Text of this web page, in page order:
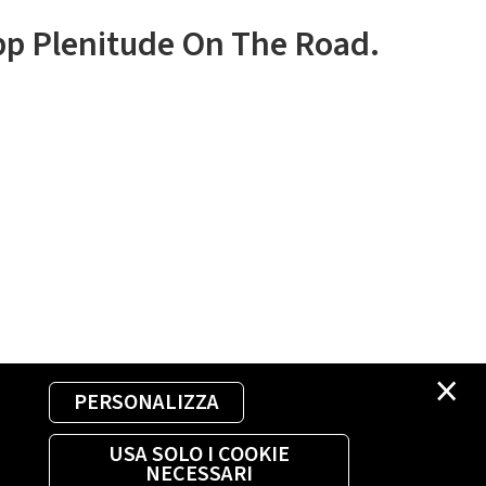
×
PERSONALIZZA
USA SOLO I COOKIE
NECESSARI
Plenitude On The Road.